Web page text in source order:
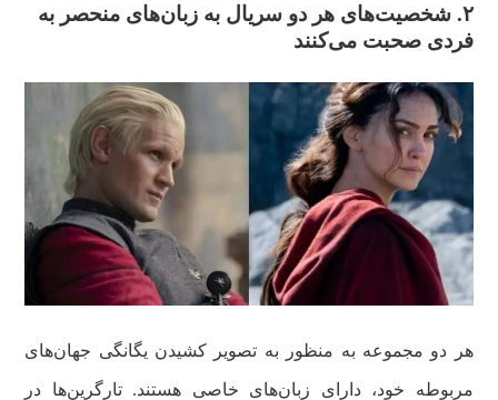
۲. شخصیت‌های هر دو سریال به زبان‌های منحصر به
فردی صحبت می‌کنند
هر دو مجموعه به منظور به تصویر کشیدن یگانگی جهان‌های
مربوطه خود، دارای زبان‌های خاصی هستند. تارگرین‌ها در